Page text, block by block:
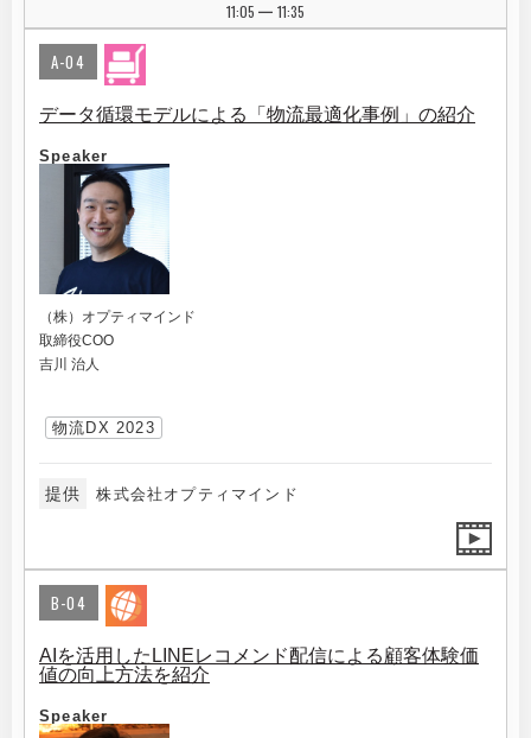
11:05 | 11:35
A-04
データ循環モデルによる「物流最適化事例」の紹介
Speaker
（株）オプティマインド
取締役COO
吉川 治人
物流DX 2023
提供 株式会社オプティマインド
B-04
AIを活用したLINEレコメンド配信による顧客体験価
値の向上方法を紹介
Speaker